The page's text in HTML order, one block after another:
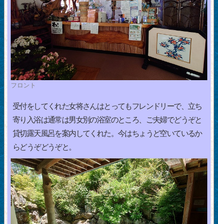
フロント
受付をしてくれた女将さんはとってもフレンドリーで、立ち
寄り入浴は通常は男女別の浴室のところ、ご夫婦でどうぞと
貸切露天風呂を案内してくれた。今はちょうど空いているか
らどうぞどうぞと。